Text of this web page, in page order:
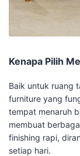
Kenapa Pilih
Baik untuk ruang
furniture yang
tempat menaruh
membuat
finishing rapi,
setiap hari.